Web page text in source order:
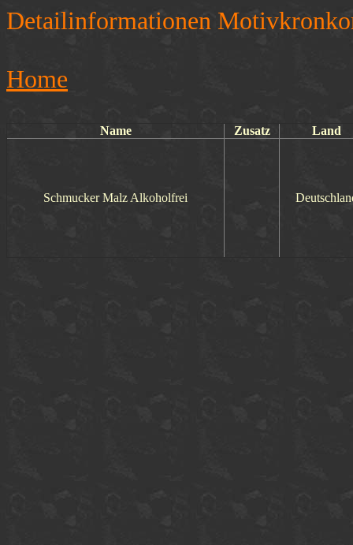
Detailinformationen
Home
Name Zusatz Land
Schmucker Malz Alkoholfrei